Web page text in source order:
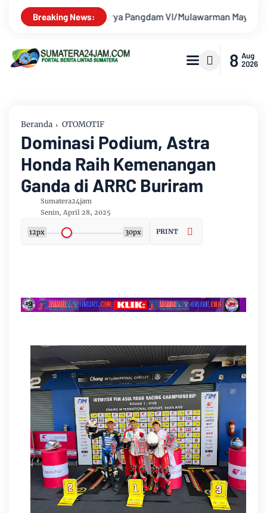
Breaking News:
TNI Krido Pramono Jadi Ikon Singing Competition HUT Ke-
8 Aug
2026
Beranda OTOMOTIF
Dominasi Podium, Astra
Honda Raih Kemenangan
Ganda di ARRC Buriram
Sumatera24jam
Senin, April 28, 2025
12px 30px PRINT